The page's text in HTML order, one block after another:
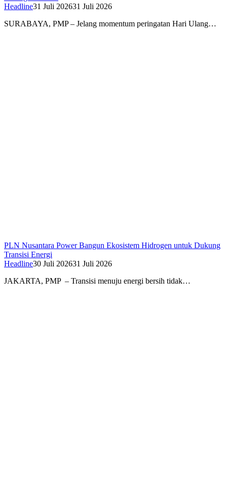
Headline31 Juli 202631 Juli 2026
SURABAYA, PMP – Jelang momentum peringatan Hari Ulang…
PLN Nusantara Power Bangun Ekosistem Hidrogen untuk Dukung
Transisi Energi
Headline30 Juli 202631 Juli 2026
JAKARTA, PMP – Transisi menuju energi bersih tidak…